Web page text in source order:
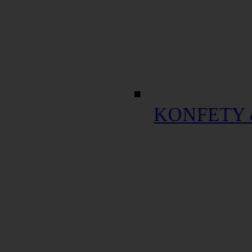
KONFETY